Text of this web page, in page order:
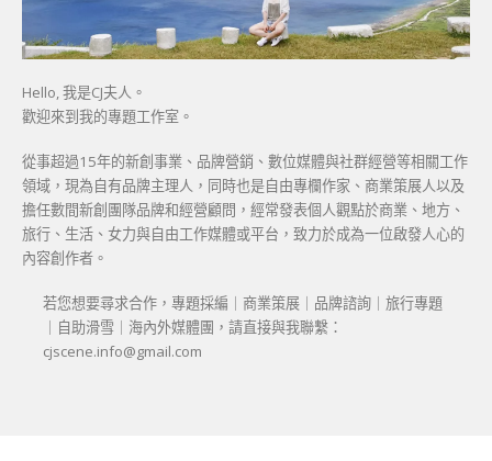
Hello, 我是CJ夫人。
歡迎來到我的專題工作室。
從事超過15年的新創事業、品牌營銷、數位媒體與社群經營等相關工作
領域，現為自有品牌主理人，同時也是自由專欄作家、商業策展人以及
擔任數間新創團隊品牌和經營顧問，經常發表個人觀點於商業、地方、
旅行、生活、女力與自由工作媒體或平台，致力於成為一位啟發人心的
內容創作者。
若您想要尋求合作，專題採編｜商業策展｜品牌諮詢｜旅行專題
｜自助滑雪｜海內外媒體團，請直接與我聯繫：
cjscene.info@gmail.com